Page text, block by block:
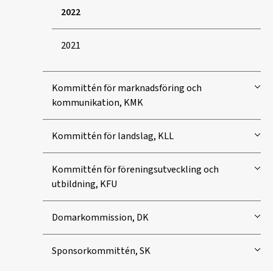
2022
2021
Kommittén för marknadsföring och
kommunikation, KMK
Kommittén för landslag, KLL
Kommittén för föreningsutveckling och
utbildning, KFU
Domarkommission, DK
Sponsorkommittén, SK